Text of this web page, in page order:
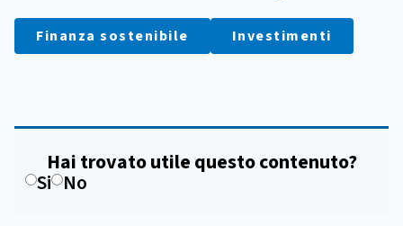
Finanza sostenibile Investimenti
Hai trovato utile questo contenuto?
Si No